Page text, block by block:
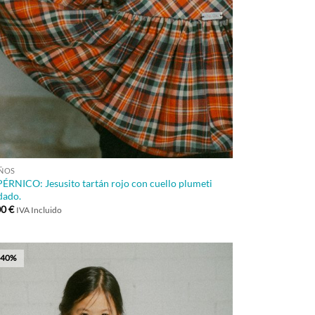
Jesusito tartán rojo con cuello plumeti
€ IVA Incluido